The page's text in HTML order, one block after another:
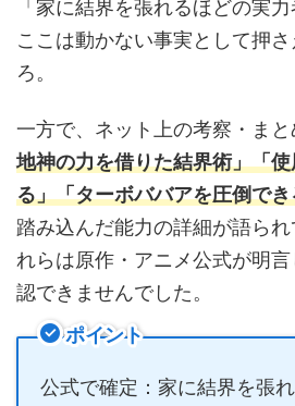
「家に結界を張れるほどの実
ここは動かない事実として押
ろ。
一方で、ネット上の考察・まと
地神の力を借りた結界術」「
る」「ターボババアを圧倒で
踏み込んだ能力の詳細が語ら
れらは原作・アニメ公式が明
認できませんでした。
ポイント
公式で確定：家に結界を張